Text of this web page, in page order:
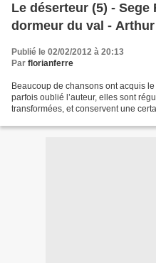
Le déserteur (5) - Sege
dormeur du val -
Publié le 02/02/2012 à 20:13
Par florianferre
Beaucoup de chansons ont acquis
parfois oublié l’auteur, elles sont
transformées, et conservent une